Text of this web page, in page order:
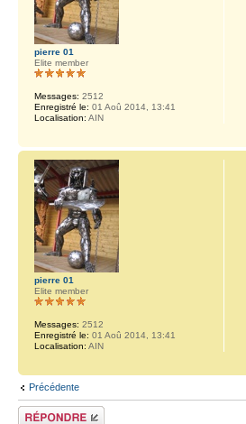
pierre 01
Elite member
Messages: 2512
Enregistré le: 01 Aoû 2014, 13:41
Localisation: AIN
pierre 01
Elite member
Messages: 2512
Enregistré le: 01 Aoû 2014, 13:41
Localisation: AIN
Précédente
Répondre